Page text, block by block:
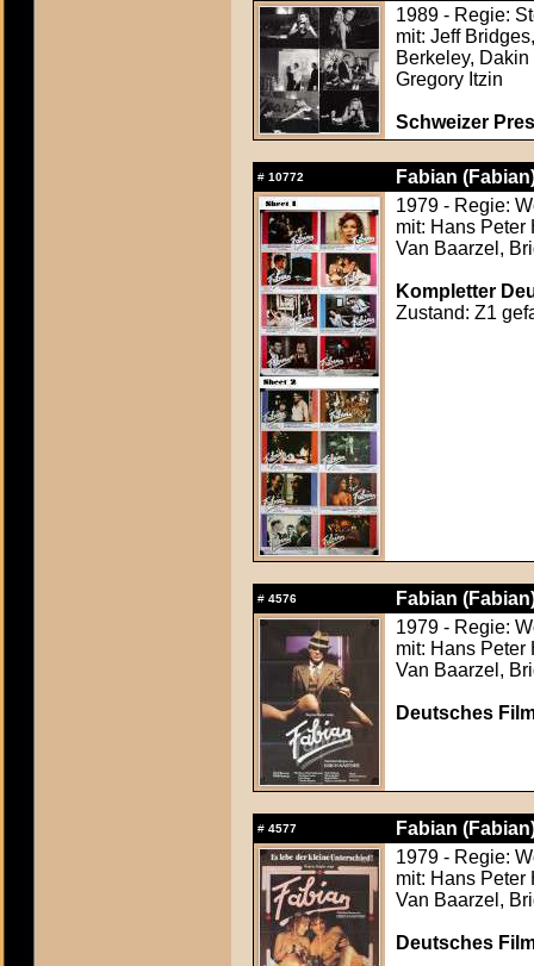
1989 - Regie:
mit: Jeff
Berkeley,
Gregory Itzin
Schweizer
# 10772
Fabian
1979 - Regie:
mit: Hans
Van Baarzel,
Kompletter
Zustand: Z1
# 4576
Fabian
1979 - Regie:
mit: Hans
Van Baarzel,
Deutsches
# 4577
Fabian
1979 - Regie:
mit: Hans
Van Baarzel,
Deutsches